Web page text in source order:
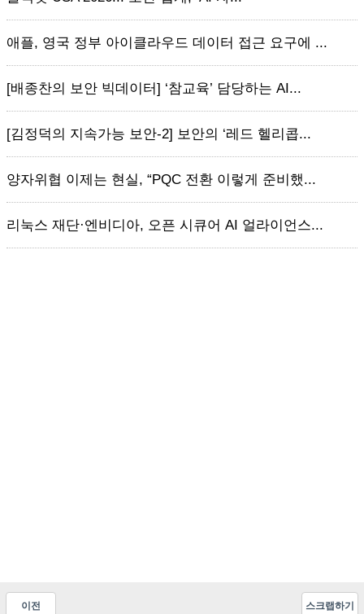
애플, 영국 정부 아이클라우드 데이터 접근 요구에 ...
[배종찬의 보안 빅데이터] ‘참교육’ 담당하는 AI...
[김정덕의 지속가능 보안-2] 보안의 ‘레드 헬리콥...
양자위협 이제는 현실, “PQC 전환 이렇게 준비했...
리눅스 재단·엔비디아, 오픈 시큐어 AI 얼라이언스...
이전 스크랩하기